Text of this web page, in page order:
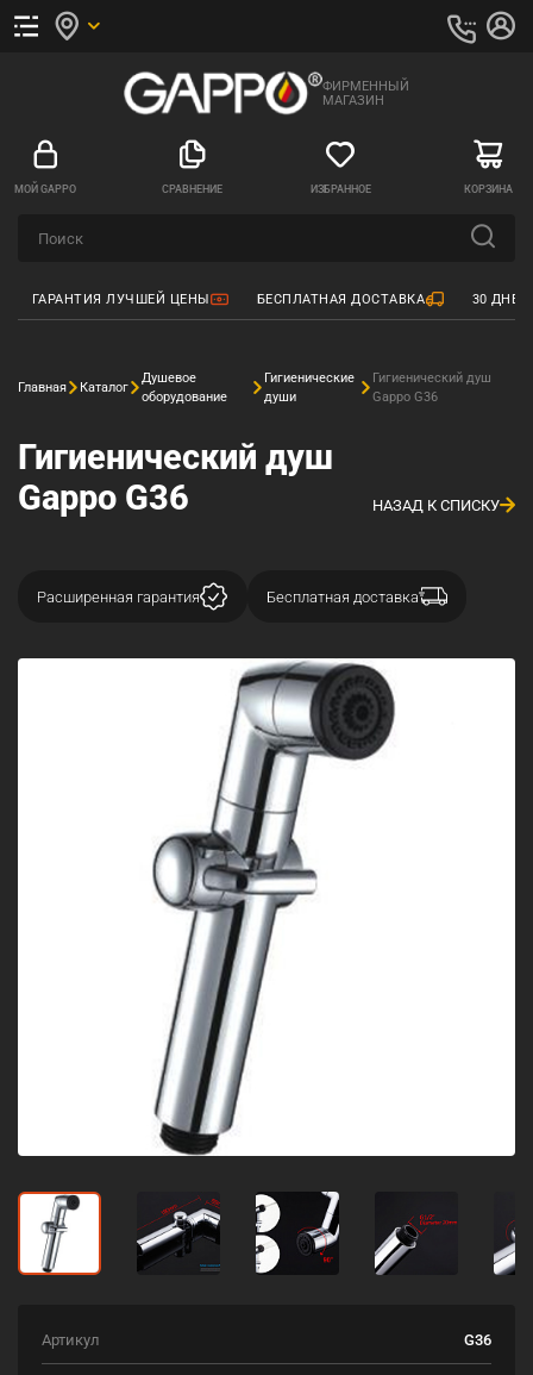
ФИРМЕННЫЙ
МАГАЗИН
МОЙ GAPPO СРАВНЕНИЕ ИЗБРАННОЕ КОРЗИНА
ГАРАНТИЯ ЛУЧШЕЙ ЦЕНЫ БЕСПЛАТНАЯ ДОСТАВКА 30
Главная Каталог
Душевое
оборудование
Гигиенические
души
Гигиенический душ
Gappo G36
Гигиенический душ
Gappo G36
НАЗАД К СПИСКУ
Расширенная гарантия Бесплатная доставка
Артикул G36